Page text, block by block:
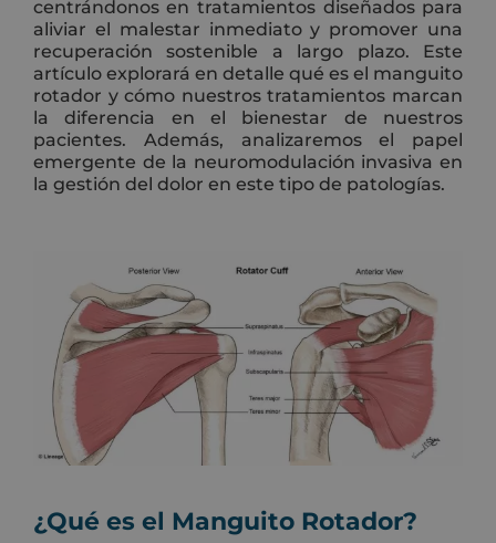
centrándonos en tratamientos diseñados para
aliviar el malestar inmediato y promover una
recuperación sostenible a largo plazo. Este
artículo explorará en detalle qué es el manguito
rotador y cómo nuestros tratamientos marcan
la diferencia en el bienestar de nuestros
pacientes. Además, analizaremos el papel
emergente de la neuromodulación invasiva en
la gestión del dolor en este tipo de patologías.
¿Qué es el Manguito Rotador?